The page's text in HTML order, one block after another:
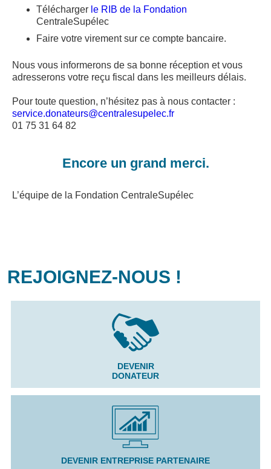
Télécharger le RIB de la Fondation
CentraleSupélec
Faire votre virement sur ce compte bancaire.
Nous vous informerons de sa bonne réception et vous
adresserons votre reçu fiscal dans les meilleurs délais.
Pour toute question, n’hésitez pas à nous contacter :
service.donateurs@centralesupelec.fr
01 75 31 64 82
Encore un grand merci.
L’équipe de la Fondation CentraleSupélec
REJOIGNEZ-NOUS !
DEVENIR
DONATEUR
DEVENIR ENTREPRISE PARTENAIRE